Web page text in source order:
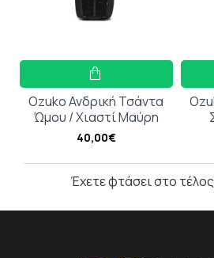
Ozuko Ανδρική Τσάντα
Ώμου / Χιαστί Μαύρη
40,00€
Έχετε φτάσει στο